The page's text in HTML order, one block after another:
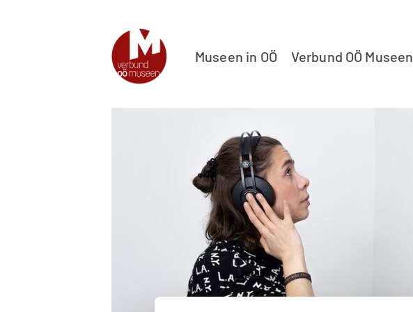
Museen in OÖ Verbund OÖ Museen